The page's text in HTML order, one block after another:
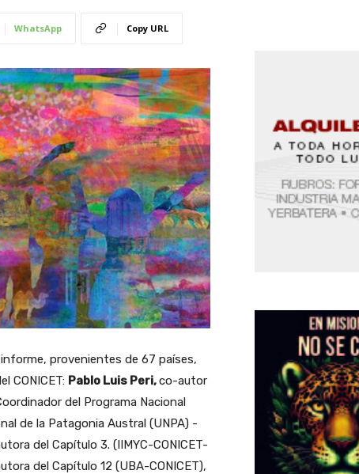
WhatsApp Copy URL
provenientes de 67 países,
CONICET: Pablo Luis Peri,co-autor
del Programa Nacional
de la Patagonia Austral (UNPA) -
del Capítulo 3. (IIMYC-CONICET-
del Capítulo 12 (UBA-CONICET),